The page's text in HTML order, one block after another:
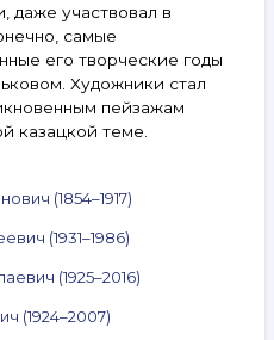
даже участвовал в
самые
его творческие годы
Художники стал
пейзажам
казацкой теме.
(1854–1917)
(1931–1986)
(1925–2016)
(1924–2007)